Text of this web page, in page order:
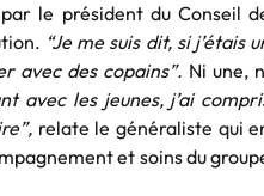
le président du Conseil
“Je me suis dit, si j’étais
avec des copains”. Ni une,
avec les jeunes, j’ai
relate le généraliste qui
et soins du